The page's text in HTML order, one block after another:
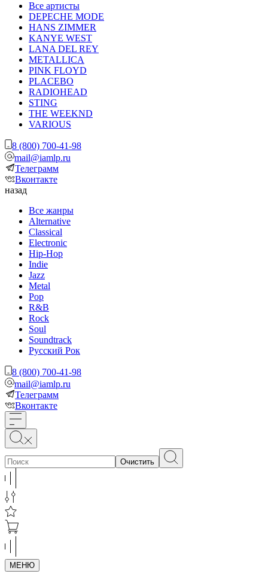
Все артисты
DEPECHE MODE
HANS ZIMMER
KANYE WEST
LANA DEL REY
METALLICA
PINK FLOYD
PLACEBO
RADIOHEAD
STING
THE WEEKND
VARIOUS
8 (800) 700-41-98
mail@iamlp.ru
Телеграмм
Вконтакте
назад
Все жанры
Alternative
Classical
Electronic
Hip-Hop
Indie
Jazz
Metal
Pop
R&B
Rock
Soul
Soundtrack
Русский Рок
8 (800) 700-41-98
mail@iamlp.ru
Телеграмм
Вконтакте
Очистить
МЕНЮ